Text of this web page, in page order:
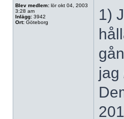
Blev medlem: lör okt 04, 2003
3:28 am
Inlägg: 3942
Ort: Göteborg
1)
jag